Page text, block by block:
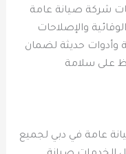
شركة صيانة عامة
والإصلاحات
وأدوات حديثة لضمان
على سلامة
عامة في دبي لجميع